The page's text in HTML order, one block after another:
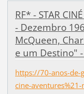
RF* - STAR
- Dezembro
McQueen,
e um Destino"
https://70-anos-de-
cine-